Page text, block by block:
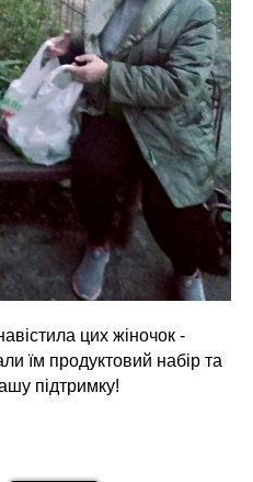
цих жіночок -
їм продуктовий набір та
підтримку!